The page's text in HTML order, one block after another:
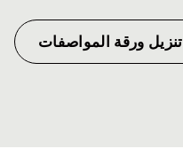
تنزيل ورقة المواصفات